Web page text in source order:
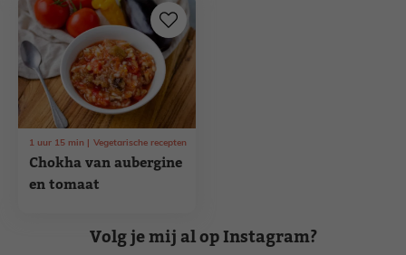
Chokha van aubergine
en tomaat
1 uur 15 min Vegetarische recepten
Volg je mij al op Instagram?